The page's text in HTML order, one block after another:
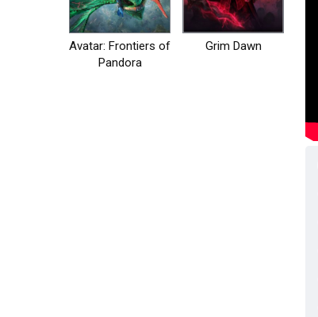
Avatar: Frontiers of
Pandora
Grim Dawn